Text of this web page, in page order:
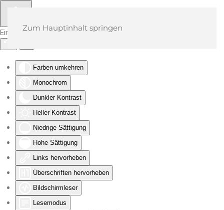
Eingabehilfen öffnen
Farben umkehren
Monochrom
Dunkler Kontrast
Heller Kontrast
Niedrige Sättigung
Hohe Sättigung
Links hervorheben
Überschriften hervorheben
Bildschirmleser
Lesemodus
Zum Hauptinhalt springen